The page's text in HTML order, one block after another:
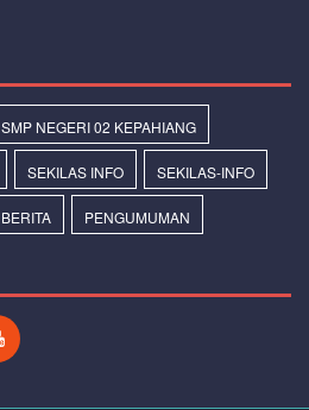
SMP NEGERI 02 KEPAHIANG
SEKILAS INFO SEKILAS-INFO
BERITA PENGUMUMAN